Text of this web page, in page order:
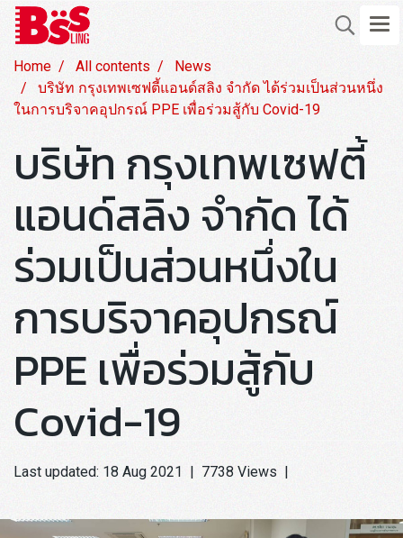
Home All contents
News
บริษัท กรุงเทพเซฟตี้แอนด์สลิง จำกัด ได้ร่วมเป็นส่วนหนึ่ง
ในการบริจาคอุปกรณ์ PPE เพื่อร่วมสู้กับ Covid-19
บริษัท กรุงเทพเซฟตี้
แอนด์สลิง จำกัด ได้
ร่วมเป็นส่วนหนึ่งใน
การบริจาคอุปกรณ์
PPE เพื่อร่วมสู้กับ
Covid-19
Last updated: 18 Aug 2021 | 7738 Views |